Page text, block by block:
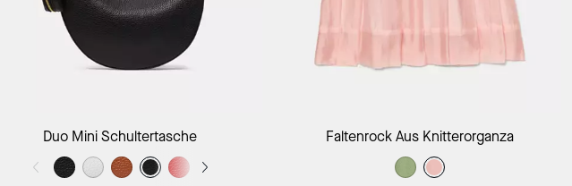
Duo Mini Schultertasche Faltenrock Aus Knitterorganza